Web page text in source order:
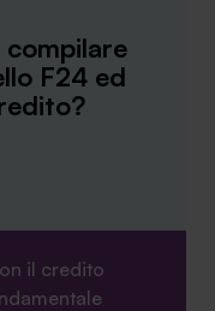
F24 ed
il credito